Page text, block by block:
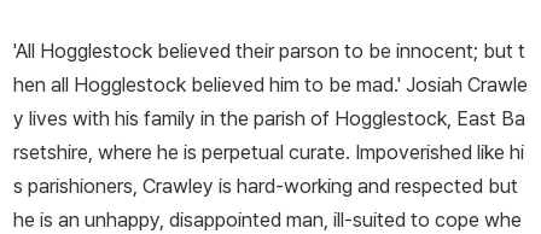
'All Hogglestock believed their parson to be innocent; but t
hen all Hogglestock believed him to be mad.' Josiah Crawle
y lives with his family in the parish of Hogglestock, East Ba
rsetshire, where he is perpetual curate. Impoverished like hi
s parishioners, Crawley is hard-working and respected but
he is an unhappy, disappointed man, ill-suited to cope whe